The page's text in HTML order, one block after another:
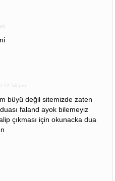
12:54 pm
büyü değil sitemizde zaten
faland ayok bilemeyiz
çıkması için okunacka dua